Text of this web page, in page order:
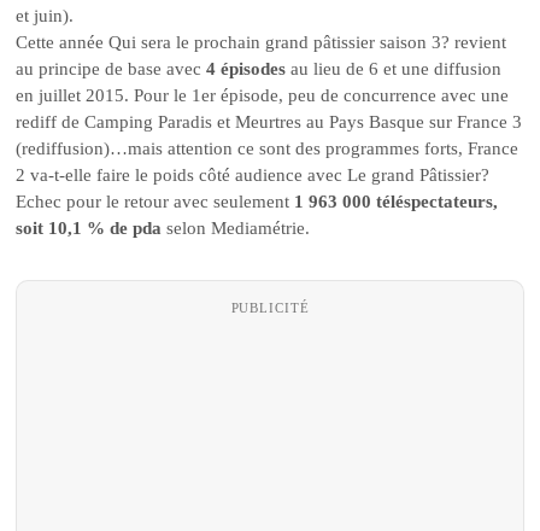
et juin).
Cette année Qui sera le prochain grand pâtissier saison 3? revient
au principe de base avec4 épisodes au lieu de 6 et une diffusion
en juillet 2015. Pour le 1er épisode, peu de concurrence avec une
rediff de Camping Paradis et Meurtres au Pays Basque sur France 3
(rediffusion)…mais attention ce sont des programmes forts, France
2 va-t-elle faire le poids côté audience avec Le grand Pâtissier?
Echec pour le retour avec seulement 1 963 000 téléspectateurs,
soit 10,1 % de pda selon Mediamétrie.
PUBLICITÉ